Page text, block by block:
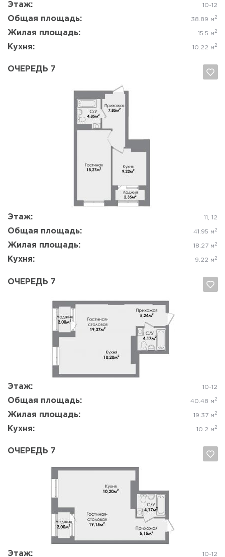
Этаж: 10-12
Общая площадь: 38.89 м 2
Жилая площадь: 15.5 м 2
Кухня: 10.22 м 2
ОЧЕРЕДЬ 7
Этаж: 11, 12
Общая площадь: 41.95 м 2
Жилая площадь: 18.27 м 2
Кухня: 9.22 м 2
Да, удалить Отмена
ОЧЕРЕДЬ 7
Этаж: 10-12
Общая площадь: 40.48 м 2
Жилая площадь: 19.37 м 2
Кухня: 10.2 м 2
Да, удалить Отмена
ОЧЕРЕДЬ 7
Этаж: 10-12